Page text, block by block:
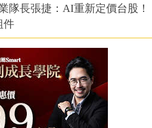
隊長張捷：AI重新定價台股！
件